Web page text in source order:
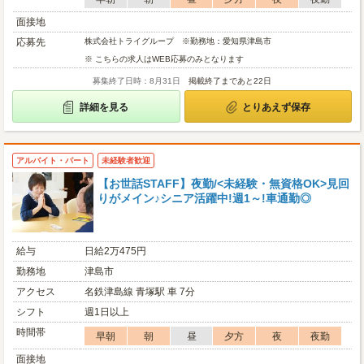
面接地
応募先
株式会社トライグループ ※勤務地：愛知県津島市
※ こちらの求人はWEB応募のみとなります
募集終了日時：8月31日 掲載終了まであと22日
詳細を見る とりあえず保存
アルバイト・パート 未経験者歓迎
【お世話STAFF】夜勤/<未経験・無資格OK>見回
りがメイン♪シニア活躍中!週1～!車通勤◎
給与
日給2万475円
勤務地
津島市
アクセス
名鉄津島線 青塚駅 車 7分
シフト
週1日以上
時間帯
早朝 朝 昼 夕方 夜
夜勤
面接地